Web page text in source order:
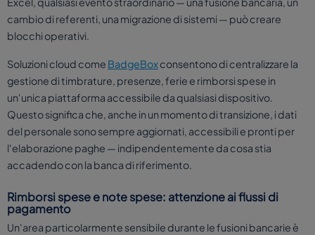
cambio di referenti, una migrazione di sistemi — può creare
blocchi operativi.
Soluzioni cloud come BadgeBoxconsentono di centralizzare la
gestione di timbrature, presenze, ferie e rimborsi spese in
un'unica piattaforma accessibile da qualsiasi dispositivo.
Questo significa che, anche in un momento di transizione, i dati
del personale sono sempre aggiornati, accessibili e pronti per
l'elaborazione paghe — indipendentemente da cosa stia
accadendo con la banca di riferimento.
Rimborsi spese e note spese: attenzione ai flussi di
pagamento
Un'area particolarmente sensibile durante le fusioni bancarie è